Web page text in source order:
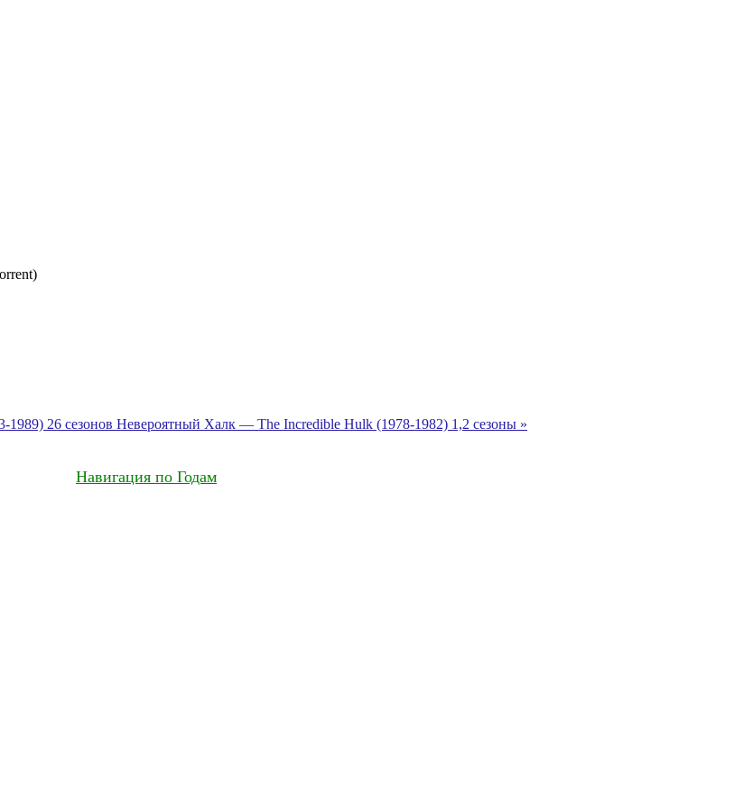
26 сезонов Невероятный Халк — The Incredible Hulk (1978-1982) 1,2 сезоны »
Навигация по Годам